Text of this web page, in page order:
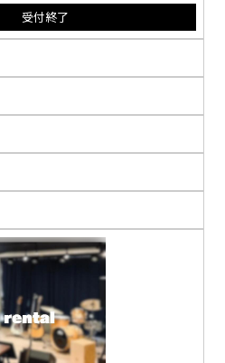
受付終了